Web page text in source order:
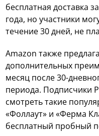
бесплатная доставка
года, но участники
течение 30 дней, не
Amazon также
дополнительных
месяц после 30-
периода. Подписчики
смотреть такие
«Фоллаут» и «Ферма
бесплатный пробный